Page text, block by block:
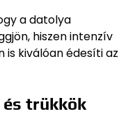
a datolya
hiszen intenzív
kiválóan édesíti az
trükkök